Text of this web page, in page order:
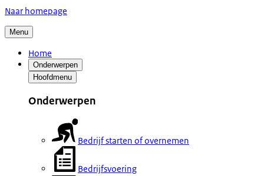
Naar homepage
Menu
Home
Onderwerpen
Hoofdmenu
Onderwerpen
Bedrijf starten of overnemen
Bedrijfsvoering